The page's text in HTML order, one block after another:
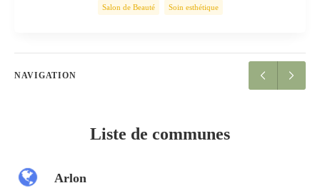
Salon de Beauté Soin esthétique
NAVIGATION
Liste de communes
Arlon